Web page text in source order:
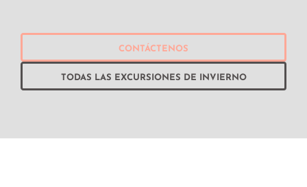
CONTÁCTENOS
TODAS LAS EXCURSIONES DE INVIERNO